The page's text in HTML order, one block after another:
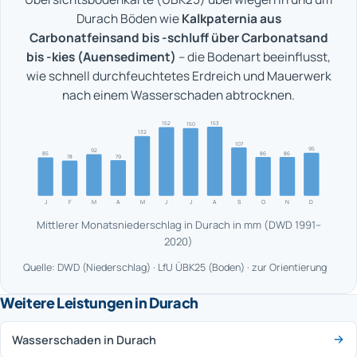
Durach Böden wieKalkpaternia aus
Carbonatfeinsand bis -schluff über Carbonatsand
bis -kies (Auensediment) – die Bodenart beeinflusst,
wie schnell durchfeuchtetes Erdreich und Mauerwerk
nach einem Wasserschaden abtrocknen.
J
85
F
78
M
92
A
79
M
132
J
152
J
150
A
153
S
107
O
86
N
86
D
95
Mittlerer Monatsniederschlag in Durach in mm (DWD 1991–
2020)
Quelle: DWD (Niederschlag) · LfU ÜBK25 (Boden) · zur Orientierung
Weitere Leistungen in Durach
Wasserschaden in Durach